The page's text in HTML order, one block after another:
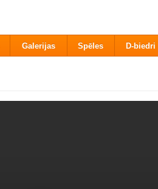
Galerijas Spēles D-biedri